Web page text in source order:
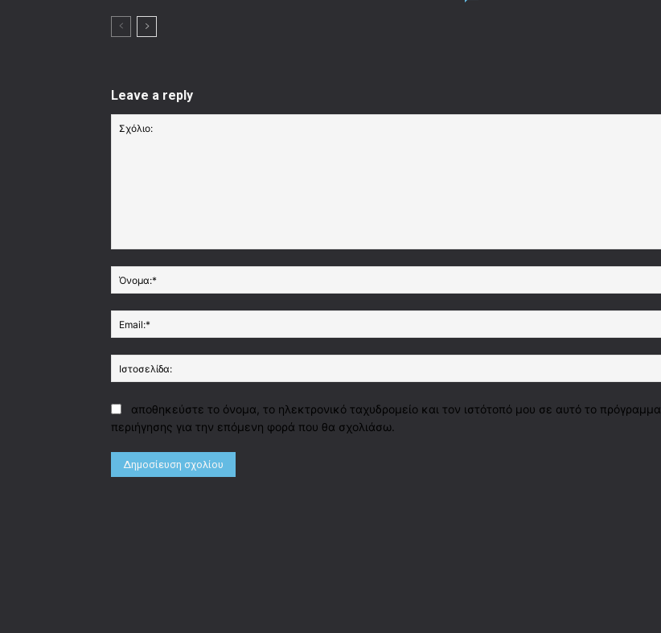
Leave a reply
αποθηκεύστε το όνομα, το ηλεκτρονικό ταχυδρομείο και τον ιστότοπό μου σε αυτό το πρόγραμμα
περιήγησης για την επόμενη φορά που θα σχολιάσω.